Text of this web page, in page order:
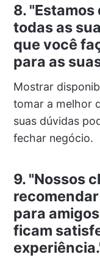
8.
todas as
que você
para as
Mostrar
tomar a melhor
suas dúvidas
fechar negócio.
9. "Nossos
para
ficam